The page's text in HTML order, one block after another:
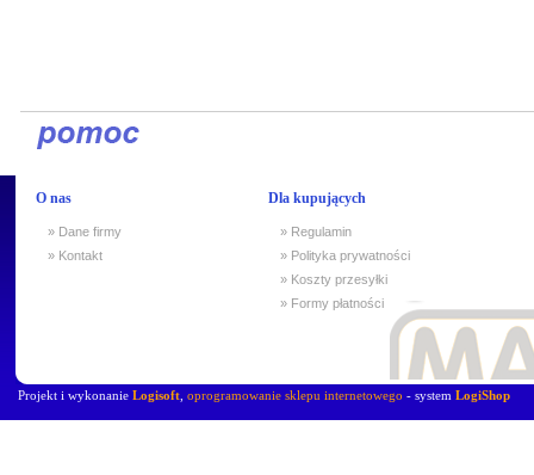
O nas
» Dane firmy
» Kontakt
Dla kupujących
» Regulamin
» Polityka prywatności
» Koszty przesyłki
» Formy płatności
Projekt i wykonanie Logisoft oprogramowanie sklepu internetowego - system LogiShop